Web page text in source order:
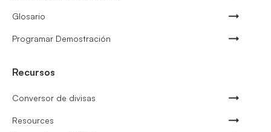
Glosario
Programar Demostración
Recursos
Conversor de divisas
Resources